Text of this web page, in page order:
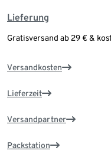
Lieferung
Gratisversand ab 29 € &
Versandkosten
Lieferzeit
Versandpartner
Packstation